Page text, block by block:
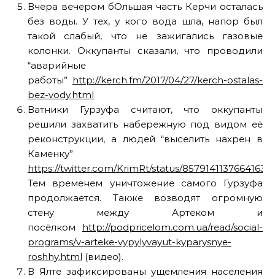
Вчера вечером бОльшая часть Керчи осталась
без воды. У тех, у кого вода шла, напор был
такой слабый, что не зажигались газовые
колонки. Оккупанты сказали, что проводили
“аварийные
работы” http://kerch.fm/2017/04/27/kerch-ostalas-
bez-vody.html
Ватники Гурзуфа считают, что оккупанты
решили захватить набережную под видом её
реконструкции, а людей “выселить нахрен в
Каменку”
https://twitter.com/KrimRt/status/
Тем временем уничтожение самого Гурзуфа
продолжается. Также возводят огромную
стену между Артеком и
посёлком http://podpricelom.com.ua/read/social-
programs/v-arteke-vypylyvayut-kyparysnye-
roshhy.html (видео).
В Ялте зафиксированы ущемления населения